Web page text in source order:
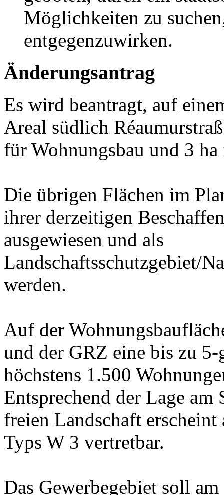
Möglichkeiten zu
entgegenzuwirken.
Änderungsantrag
Es wird beantragt, auf
Areal südlich
für Wohnungsbau und 3
Die übrigen Flächen im
ihrer derzeitigen
ausgewiesen und als
Landschaftsschutzgebiet/
werden.
Auf der
und der GRZ eine bis zu
höchstens 1.500
Entsprechend der Lage am
freien Landschaft
Typs W 3 vertretbar.
Das Gewerbegebiet soll